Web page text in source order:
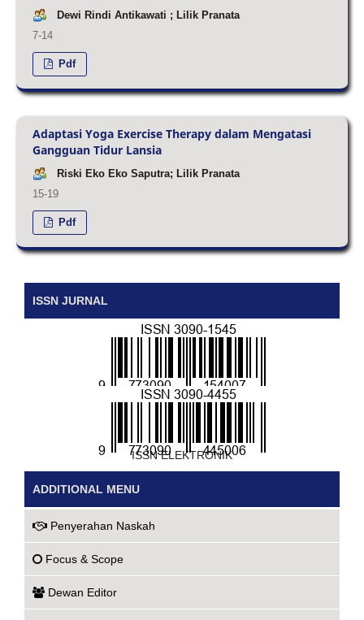
Dewi Rindi Antikawati ; Lilik Pranata
7-14
Pdf
Adaptasi Yoga Exercise Therapy dalam Mengatasi
Gangguan Tidur Lansia
Riski Eko Eko Saputra; Lilik Pranata
15-19
Pdf
ISSN JURNAL
ISSN CETAK
ISSN ELEKTRONIK
ADDITIONAL MENU
Penyerahan Naskah
Focus & Scope
Dewan Editor